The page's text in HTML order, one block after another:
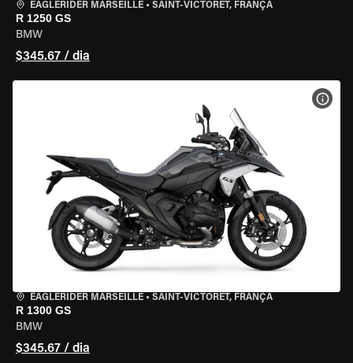
EAGLERIDER MARSEILLE • SAINT-VICTORET, FRANÇA
R 1250 GS
BMW
$345.67 / dia
EAGLERIDER MARSEILLE • SAINT-VICTORET, FRANÇA
R 1300 GS
BMW
$345.67 / dia
VER